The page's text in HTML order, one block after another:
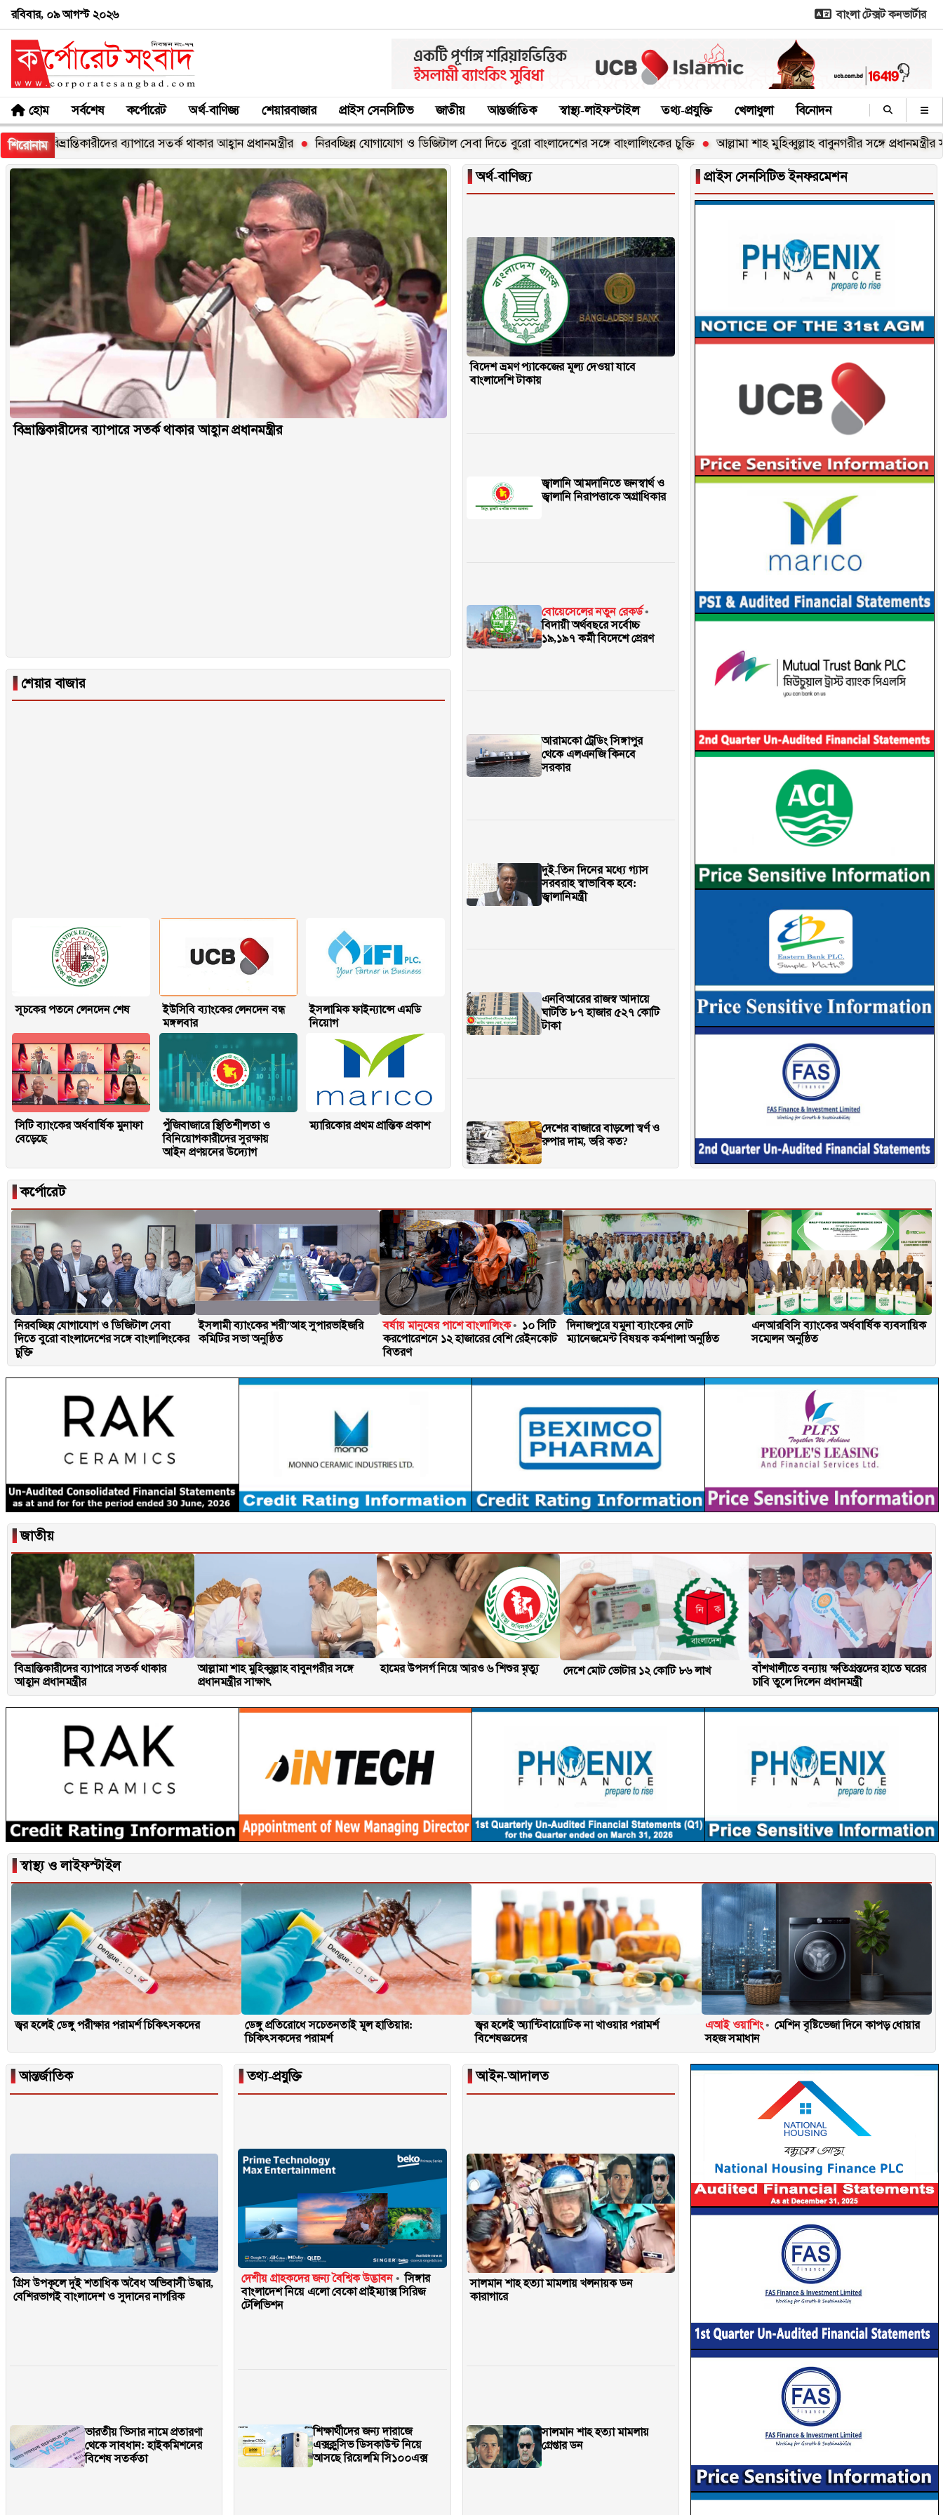
রবিবার, ০৯ আগস্ট ২০২৬ বাংলা টেক্সট কনভার্টার
হোম সর্বশেষ কর্পোরেট অর্থ-বাণিজ্য শেয়ারবাজার প্রাইস সেনসিটিভ জাতীয় আন্তর্জাতিক স্বাস্থ্য-লাইফস্টাইল তথ্য-প্রযুক্তি খেলাধুলা বিনোদন
শিরোনামব্যাপারে সতর্ক থাকার আহ্বান প্রধানমন্ত্রীর নিরবচ্ছিন্ন যোগাযোগ ও ডিজিটাল সেবা দিতে বুরো বাংলাদেশের সঙ্গে বাংলালিংকের চুক্তি আল্লামা শাহ মুহিব্বুল্লাহ বাবুনগরীর সঙ্গে প্রধানমন্ত্রীর সাক্ষাৎ হামের
বিভ্রান্তিকারীদের ব্যাপারে সতর্ক থাকার আহ্বান প্রধানমন্ত্রীর
▐অর্থ-বাণিজ্য
বিদেশ ভ্রমণ প্যাকেজের মূল্য দেওয়া যাবে
বাংলাদেশি টাকায়
জ্বালানি আমদানিতে জনস্বার্থ ও
জ্বালানি নিরাপত্তাকে অগ্রাধিকার
বোয়েসেলের নতুন রেকর্ড
বিদায়ী অর্থবছরে সর্বোচ্চ
১৯,১৯৭ কর্মী বিদেশে প্রেরণ
আরামকো ট্রেডিং সিঙ্গাপুর
থেকে এলএনজি কিনবে
সরকার
দুই-তিন দিনের মধ্যে গ্যাস
সরবরাহ স্বাভাবিক হবে:
জ্বালানিমন্ত্রী
এনবিআরের রাজস্ব আদায়ে
ঘাটতি ৮৭ হাজার ৫২৭ কোটি
টাকা
দেশের বাজারে বাড়লো স্বর্ণ ও
রুপার দাম, ভরি কত?
▐প্রাইস সেনসিটিভ ইনফরমেশন
▐ শেয়ার বাজার
সূচকের পতনে লেনদেন শেষ
ইউসিবি ব্যাংকের লেনদেন বন্ধ
মঙ্গলবার
ইসলামিক ফাইন্যান্সে এমডি
নিয়োগ
সিটি ব্যাংকের অর্ধবার্ষিক মুনাফা
বেড়েছে
পুঁজিবাজারে স্থিতিশীলতা ও
বিনিয়োগকারীদের সুরক্ষায়
আইন প্রণয়নের উদ্যোগ
ম্যারিকোর প্রথম প্রান্তিক প্রকাশ
▐কর্পোরেট
নিরবচ্ছিন্ন যোগাযোগ ও ডিজিটাল সেবা
দিতে বুরো বাংলাদেশের সঙ্গে বাংলালিংকের
চুক্তি
ইসলামী ব্যাংকের শরী’আহ সুপারভাইজরি
কমিটির সভা অনুষ্ঠিত
বর্ষায় মানুষের পাশে বাংলালিংক
১০ সিটি
করপোরেশনে ১২ হাজারের বেশি রেইনকোট
বিতরণ
দিনাজপুরে যমুনা ব্যাংকের নোট
ম্যানেজমেন্ট বিষয়ক কর্মশালা অনুষ্ঠিত
এনআরবিসি ব্যাংকের অর্ধবার্ষিক ব্যবসায়িক
সম্মেলন অনুষ্ঠিত
▐জাতীয়
বিভ্রান্তিকারীদের ব্যাপারে সতর্ক থাকার
আহ্বান প্রধানমন্ত্রীর
আল্লামা শাহ মুহিব্বুল্লাহ বাবুনগরীর সঙ্গে
প্রধানমন্ত্রীর সাক্ষাৎ
হামের উপসর্গ নিয়ে আরও ৬ শিশুর মৃত্যু দেশে মোট ভোটার ১২ কোটি ৮৬ লাখ
বাঁশখালীতে বন্যায় ক্ষতিগ্রস্তদের হাতে ঘরের
চাবি তুলে দিলেন প্রধানমন্ত্রী
▐স্বাস্থ্য ও লাইফস্টাইল
জ্বর হলেই ডেঙ্গু পরীক্ষার পরামর্শ চিকিৎসকদের
ডেঙ্গু প্রতিরোধে সচেতনতাই মূল হাতিয়ার:
চিকিৎসকদের পরামর্শ
জ্বর হলেই অ্যান্টিবায়োটিক না খাওয়ার পরামর্শ
বিশেষজ্ঞদের
এআই ওয়াশিং
মেশিন বৃষ্টিভেজা দিনে কাপড় ধোয়ার
সহজ সমাধান
▐আন্তর্জাতিক
গ্রিস উপকূলে দুই শতাধিক অবৈধ অভিবাসী উদ্ধার,
বেশিরভাগই বাংলাদেশ ও সুদানের নাগরিক
ভারতীয় ভিসার নামে প্রতারণা
থেকে সাবধান: হাইকমিশনের
বিশেষ সতর্কতা
▐তথ্য-প্রযুক্তি
দেশীয় গ্রাহকদের জন্য বৈশ্বিক উদ্ভাবন
সিঙ্গার
বাংলাদেশ নিয়ে এলো বেকো প্রাইম্যাক্স সিরিজ
টেলিভিশন
শিক্ষার্থীদের জন্য দারাজে
এক্সক্লুসিভ ডিসকাউন্ট নিয়ে
আসছে রিয়েলমি সি১০০এক্স
▐আইন-আদালত
সালমান শাহ হত্যা মামলায় খলনায়ক ডন
কারাগারে
সালমান শাহ হত্যা মামলায়
গ্রেপ্তার ডন